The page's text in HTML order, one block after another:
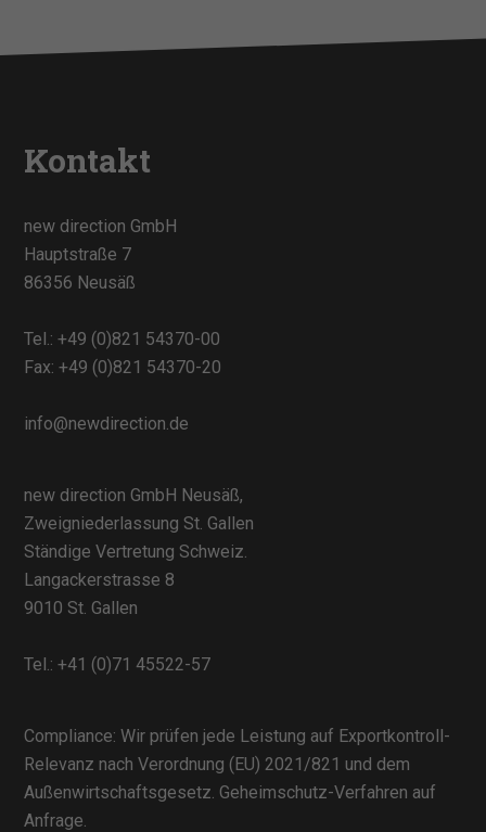
Kontakt
new direction GmbH
Hauptstraße 7
86356 Neusäß
Tel.:+49 (0)821 54370-00
Fax: +49 (0)821 54370-20
info@newdirection.de
new direction GmbH Neusäß,
Zweigniederlassung St. Gallen
Ständige Vertretung Schweiz.
Langackerstrasse 8
9010 St. Gallen
Tel.:+41 (0)71 45522-57
Compliance: Wir prüfen jede Leistung auf Exportkontroll-
Relevanz nach Verordnung (EU) 2021/821 und dem
Außenwirtschaftsgesetz. Geheimschutz-Verfahren auf
Anfrage.